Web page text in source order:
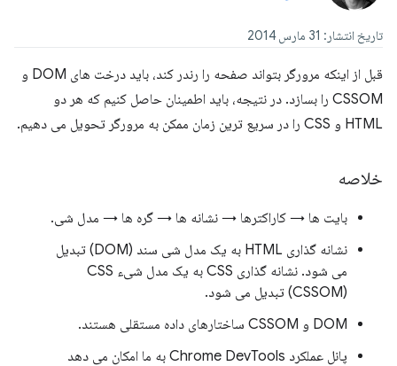
تاریخ انتشار: 31 مارس 2014
قبل از اینکه مرورگر بتواند صفحه را رندر کند، باید درخت های DOM و
CSSOM را بسازد. در نتیجه، باید اطمینان حاصل کنیم که هر دو
HTML و CSS را در سریع ترین زمان ممکن به مرورگر تحویل می دهیم.
خلاصه
بایت ها → کاراکترها → نشانه ها → گره ها → مدل شی.
نشانه گذاری HTML به یک مدل شی سند (DOM) تبدیل
می شود. نشانه گذاری CSS به یک مدل شیء CSS
(CSSOM) تبدیل می شود.
DOM و CSSOM ساختارهای داده مستقلی هستند.
پانل عملکرد Chrome DevTools به ما امکان می دهد